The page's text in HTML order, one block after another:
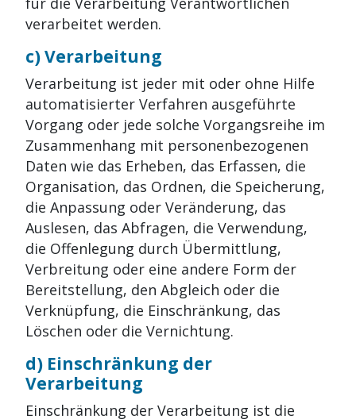
verarbeitet werden.
c) Verarbeitung
Verarbeitung ist jeder mit oder ohne Hilfe
automatisierter Verfahren ausgeführte
Vorgang oder jede solche Vorgangsreihe im
Zusammenhang mit personenbezogenen
Daten wie das Erheben, das Erfassen, die
Organisation, das Ordnen, die Speicherung,
die Anpassung oder Veränderung, das
Auslesen, das Abfragen, die Verwendung,
die Offenlegung durch Übermittlung,
Verbreitung oder eine andere Form der
Bereitstellung, den Abgleich oder die
Verknüpfung, die Einschränkung, das
Löschen oder die Vernichtung.
d) Einschränkung der
Verarbeitung
Einschränkung der Verarbeitung ist die